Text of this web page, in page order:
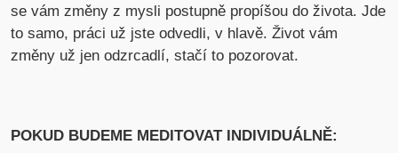
se vám změny z mysli postupně propíšou do života. Jde
to samo, práci už jste odvedli, v hlavě. Život vám
změny už jen odzrcadlí, stačí to pozorovat.
POKUD BUDEME MEDITOVAT INDIVIDUÁLNĚ: